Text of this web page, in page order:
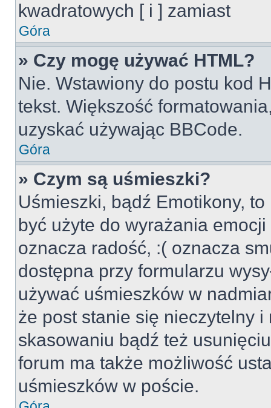
kwadratowych [ i ] zamiast
Góra
» Czy mogę używać HTML?
Nie. Wstawiony do postu kod
tekst. Większość
uzyskać używając BBCode.
Góra
» Czym są uśmieszki?
Uśmieszki, bądź Emotikony,
być użyte do wyrażania
oznacza radość, :( oznacza
dostępna przy formularzu
używać uśmieszków w
że post stanie się nieczytelny
skasowaniu bądź też
forum ma także możliwość
uśmieszków w poście.